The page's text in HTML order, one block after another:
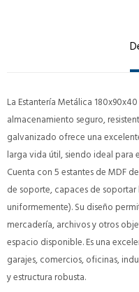
La Estantería Metálica
almacenamiento seguro,
galvanizado ofrece una
larga vida útil, siendo ideal para
Cuenta con 5 estantes de MDF
de soporte, capaces de
uniformemente). Su diseño
mercadería, archivos y otros
espacio disponible. Es una
garajes, comercios, oficinas,
y estructura robusta.